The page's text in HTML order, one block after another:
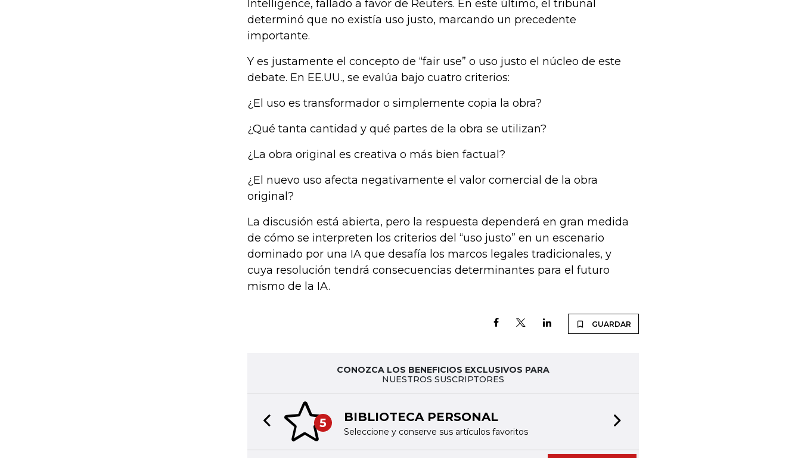
Intelligence, fallado a favor de Reuters. En este último, el tribunal
determinó que no existía uso justo, marcando un precedente
importante.
Y es justamente el concepto de “fair use” o uso justo el núcleo de este
debate. En EE.UU., se evalúa bajo cuatro criterios:
¿El uso es transformador o simplemente copia la obra?
¿Qué tanta cantidad y qué partes de la obra se utilizan?
¿La obra original es creativa o más bien factual?
¿El nuevo uso afecta negativamente el valor comercial de la obra
original?
La discusión está abierta, pero la respuesta dependerá en gran medida
de cómo se interpreten los criterios del “uso justo” en un escenario
dominado por una IA que desafía los marcos legales tradicionales, y
cuya resolución tendrá consecuencias determinantes para el futuro
mismo de la IA.
GUARDAR
CONOZCA LOS BENEFICIOS EXCLUSIVOS PARA
NUESTROS SUSCRIPTORES
5 BIBLIOTECA PERSONAL
Seleccione y conserve sus artículos favoritos
Previous slide